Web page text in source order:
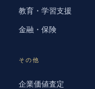
教育・学習支援
金融・保険
その他
企業価値査定